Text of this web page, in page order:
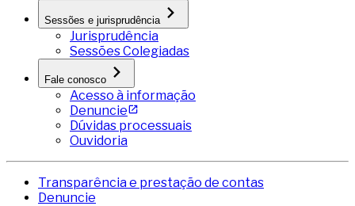
Sessões e jurisprudência
Jurisprudência
Sessões Colegiadas
Fale conosco
Acesso à informação
Denuncie
Dúvidas processuais
Ouvidoria
Transparência e prestação de contas
Denuncie